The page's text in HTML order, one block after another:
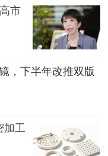
市
，下半年改推双版
加工